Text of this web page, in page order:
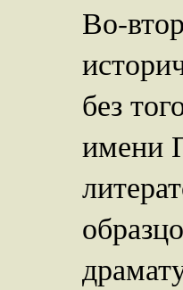
Во-
без
имени